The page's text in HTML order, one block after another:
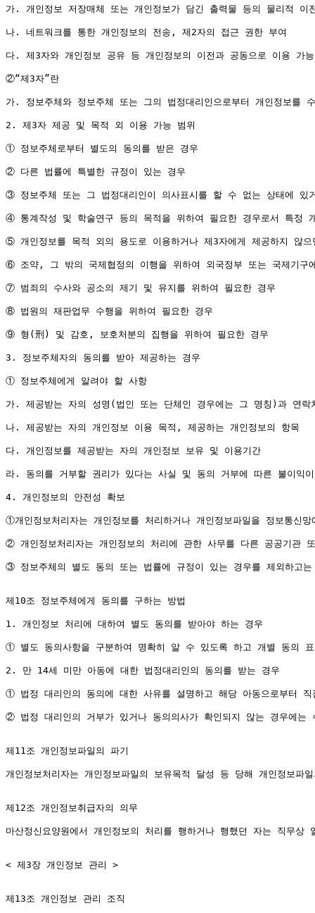
가. 개인정보 저장매체 또는 개인정보가 담긴 출력물 등의 물리적 이
나. 네트워크를 통한 개인정보의 전송, 제2자의 접근 권한 부여
다. 제3자와 개인정보 공유 등 개인정보의 이전과 공동으로 이용 가
②“제3자”란
가. 정보주체와 정보주체 또는 그의 법정대리인으로부터 개인정보를
2. 제3자 제공 및 목적 외 이용 가능 범위
① 정보주체로부터 별도의 동의를 받은 경우
② 다른 법률에 특별한 규정이 있는 경우
③ 정보주체 또는 그 법정대리인이 의사표시를 할 수 없는 상태에 있
④ 통계작성 및 학술연구 등의 목적을 위하여 필요한 경우로서 특정
⑤ 개인정보를 목적 외의 용도로 이용하거나 제3자에게 제공하지 않
⑥ 조약, 그 밖의 국제협정의 이행을 위하여 외국정부 또는 국제기구
⑦ 범죄의 수사와 공소의 제기 및 유지를 위하여 필요한 경우
⑧ 법원의 재판업무 수행을 위하여 필요한 경우
⑨ 형(刑) 및 감호, 보호처분의 집행을 위하여 필요한 경우
3. 정보주체자의 동의를 받아 제공하는 경우
① 정보주체에게 알려야 할 사항
가. 제공받는 자의 성명(법인 또는 단체인 경우에는 그 명칭)과 연락
나. 제공받는 자의 개인정보 이용 목적, 제공하는 개인정보의 항목
다. 개인정보를 제공받는 자의 개인정보 보유 및 이용기간
라. 동의를 거부할 권리가 있다는 사실 및 동의 거부에 따른 불이익
4. 개인정보의 안전성 확보
①개인정보처리자는 개인정보를 처리하거나 개인정보파일을 정보통
② 개인정보처리자는 개인정보의 처리에 관한 사무를 다른 공공기관
③ 정보주체의 별도 동의 또는 법률에 규정이 있는 경우를 제외하고
제10조 정보주체에게 동의를 구하는 방법
1. 개인정보 처리에 대하여 별도 동의를 받아야 하는 경우
① 별도 동의사항을 구분하여 명확히 알 수 있도록 하고 개별 동의 표
2. 만 14세 미만 아동에 대한 법정대리인의 동의를 받는 경우
① 법정 대리인의 동의에 대한 사유를 설명하고 해당 아동으로부터
② 법정 대리인의 거부가 있거나 동의의사가 확인되지 않는 경우에는
제11조 개인정보파일의 파기
개인정보처리자는 개인정보파일의 보유목적 달성 등 당해 개인정보
제12조 개인정보취급자의 의무
마산정신요양원에서 개인정보의 처리를 행하거나 행했던 자는 직무
< 제3장 개인정보 관리 >
제13조 개인정보 관리 조직